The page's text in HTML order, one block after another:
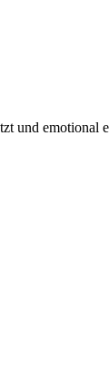
und emotional